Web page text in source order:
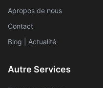
Apropos de nous
Contact
Blog | Actualité
Autre Services